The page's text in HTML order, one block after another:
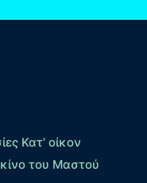
Κατ’ οίκον
του Μαστού